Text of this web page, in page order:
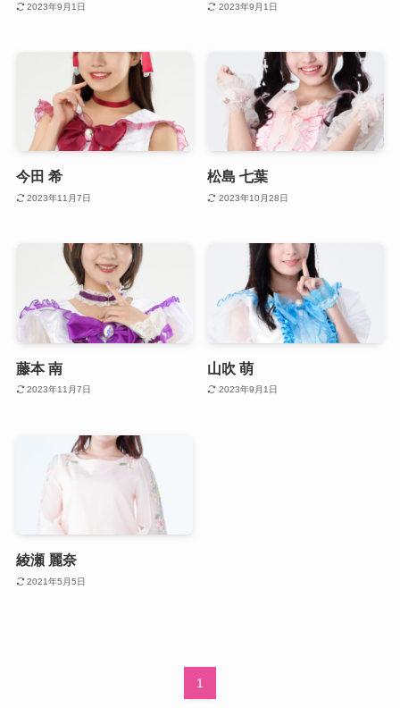
2023年9月1日 2023年9月1日
今田 希
2023年11月7日
松島 七葉
2023年10月28日
藤本 南
2023年11月7日
山吹 萌
2023年9月1日
綾瀬 麗奈
2021年5月5日
1